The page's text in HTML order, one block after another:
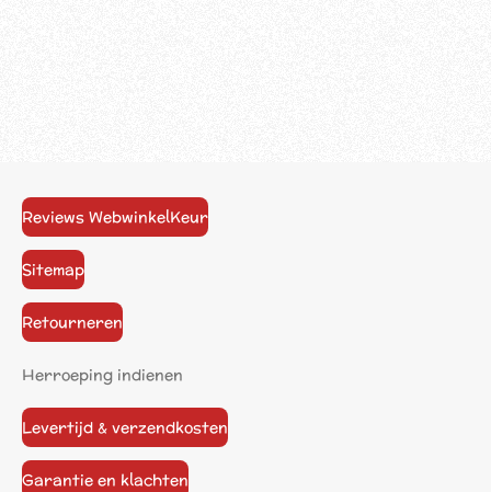
Reviews WebwinkelKeur
Sitemap
Retourneren
Herroeping indienen
Levertijd & verzendkosten
Garantie en klachten